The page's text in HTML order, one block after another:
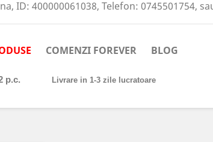
ID: 400000061038, Telefon: 0745501754,
COMENZI FOREVER BLOG
p.c. Livrare in 1-3 zile lucratoare